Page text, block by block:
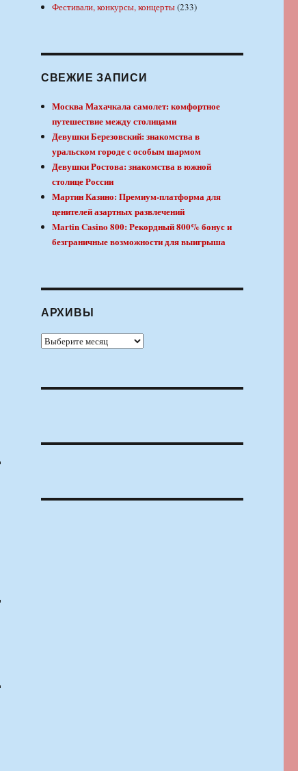
Фестивали, конкурсы, концерты(233)
СВЕЖИЕ ЗАПИСИ
Москва Махачкала самолет: комфортное
путешествие между столицами
Девушки Березовский: знакомства в
уральском городе с особым шармом
Девушки Ростова: знакомства в южной
столице России
Мартин Казино: Премиум-платформа для
ценителей азартных развлечений
Martin Casino 800: Рекордный 800% бонус и
безграничные возможности для выигрыша
АРХИВЫ
Архивы